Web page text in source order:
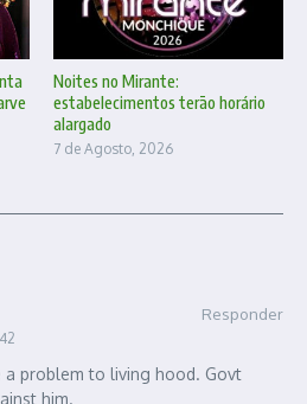
Noites no Mirante:
estabelecimentos terão horário
alargado
7 de Agosto, 2026
Responder
a problem to living hood. Govt
him.